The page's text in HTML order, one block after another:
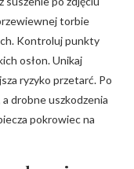
torbie
Kontroluj punkty
osłon. Unikaj
ryzyko przetarć. Po
drobne uszkodzenia
pokrowiec na